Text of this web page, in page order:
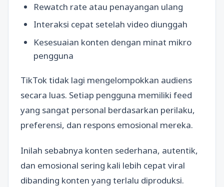
Rewatch rate atau penayangan ulang
Interaksi cepat setelah video diunggah
Kesesuaian konten dengan minat mikro
pengguna
TikTok tidak lagi mengelompokkan audiens
secara luas. Setiap pengguna memiliki feed
yang sangat personal berdasarkan perilaku,
preferensi, dan respons emosional mereka.
Inilah sebabnya konten sederhana, autentik,
dan emosional sering kali lebih cepat viral
dibanding konten yang terlalu diproduksi.